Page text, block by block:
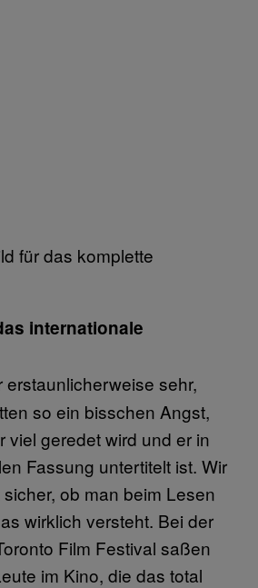
für das komplette
internationale
erstaunlicherweise sehr,
so ein bisschen Angst,
viel geredet wird und er in
Fassung untertitelt ist. Wir
ob man beim Lesen
wirklich versteht. Bei der
Film Festival saßen
im Kino, die das total